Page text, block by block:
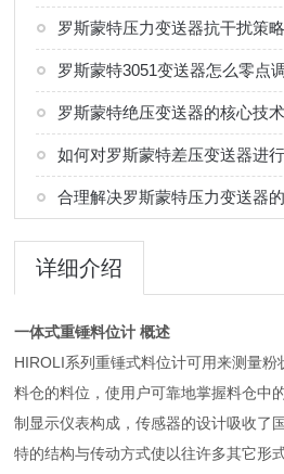
罗斯蒙特压力变送器抗干扰策
罗斯蒙特3051变送器怎么零点
罗斯蒙特绝压变送器的核心技
如何对罗斯蒙特差压变送器进
详细介绍
一体式重锤料位计 概述
HIROLI系列重锤式料位计可用来测量
料仓的料位，使用户可靠地掌握料仓中
制显示仪表构成，传感器的设计吸收了
特的结构与传动方式使以往许多其它形